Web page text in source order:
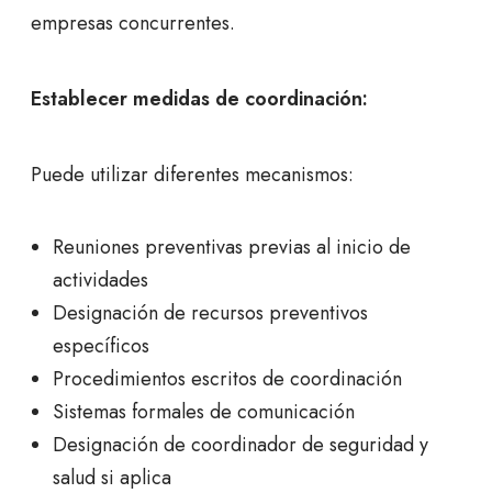
empresas concurrentes.
Establecer medidas de coordinación:
Puede utilizar diferentes mecanismos:
Reuniones preventivas previas al inicio de
actividades
Designación de recursos preventivos
específicos
Procedimientos escritos de coordinación
Sistemas formales de comunicación
Designación de coordinador de seguridad y
salud si aplica